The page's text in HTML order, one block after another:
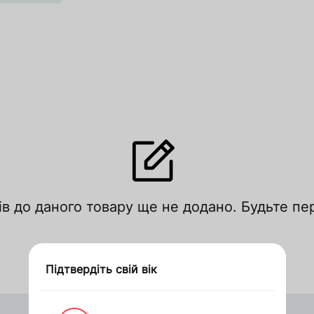
до даного товару ще не додано. Будьте
за рейтингом
Дякуємо за замовлення
Підтвердіть свій вік